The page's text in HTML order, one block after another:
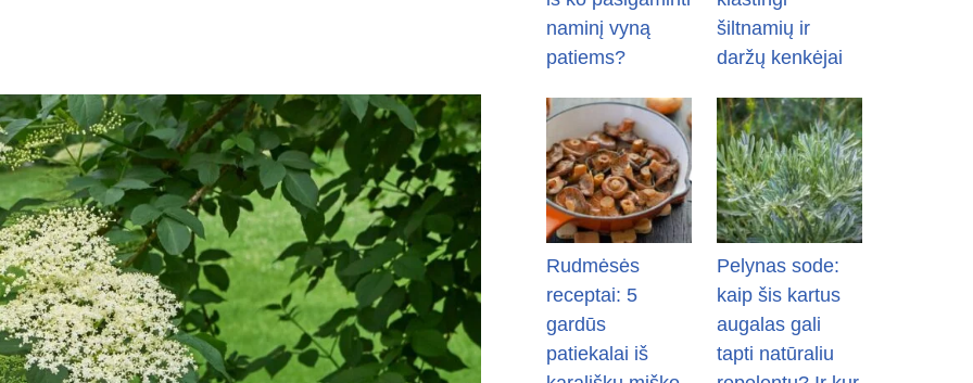
naminį vyną
patiems?
šiltnamių ir
daržų kenkėjai
Rudmėsės
receptai: 5
gardūs
patiekalai iš
Pelynas sode:
kaip šis kartus
augalas gali
tapti natūraliu